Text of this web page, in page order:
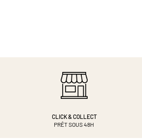
CLICK & COLLECT
PRÊT SOUS 48H